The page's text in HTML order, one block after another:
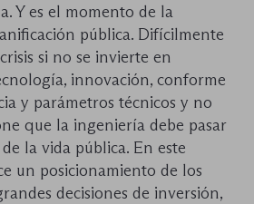
Y es el momento de la
pública. Difícilmente
si no se invierte en
innovación, conforme
y parámetros técnicos y no
que la ingeniería debe pasar
la vida pública. En este
un posicionamiento de los
decisiones de inversión,